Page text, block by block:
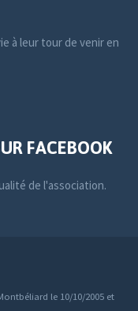
à leur tour de venir en
FACEBOOK
de l'association.
le 10/10/2005 et